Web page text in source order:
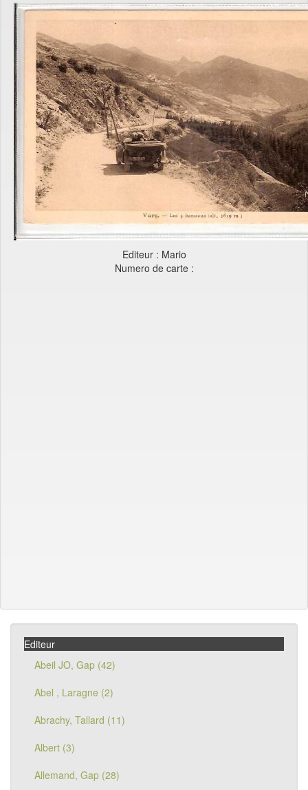
Editeur : Mario
Numero de carte :
Editeur
Abeil JO, Gap (42)
Abel , Laragne (2)
Abrachy, Tallard (11)
Albert (3)
Allemand, Gap (28)